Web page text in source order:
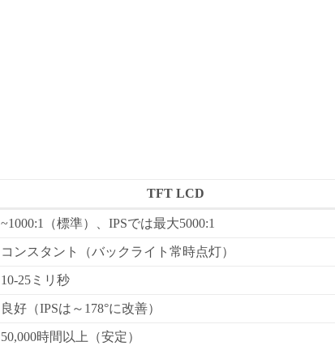
TFT LCD
~1000:1（標準）、IPSでは最大5000:1
コンスタント（バックライト常時点灯）
10-25ミリ秒
良好（IPSは～178°に改善）
50,000時間以上（安定）